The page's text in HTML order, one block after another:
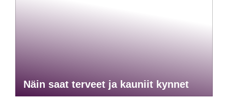
Näin saat terveet ja kauniit kynnet